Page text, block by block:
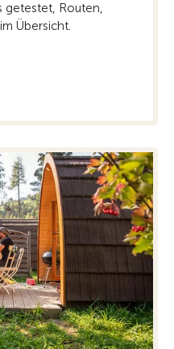
getestet, Routen,
Übersicht.